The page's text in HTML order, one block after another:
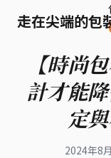
走在尖端的包
【時尚
計才能
定
2024年8